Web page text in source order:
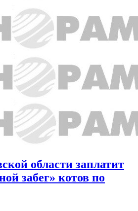
области заплатит
забег» котов по